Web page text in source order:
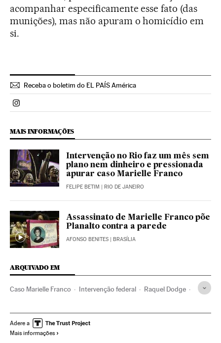
acompanhar especificamente esse fato (das
munições), mas não apuram o homicídio em
si.
Receba o boletim do EL PAÍS América
Politica El País Brasil en Instagram
MAIS INFORMAÇÕES
Intervenção no Rio faz um mês sem
plano nem dinheiro e pressionada
apurar caso Marielle Franco
FELIPE BETIM | RIO DE JANEIRO
Assassinato de Marielle Franco põe
Planalto contra a parede
AFONSO BENITES | BRASÍLIA
ARQUIVADO EM
Caso Marielle Franco Intervenção federal Raquel Dodge
Rio de Janeiro Estado Rio de Janeiro
Atividade legislativa
Adere a
Mais informações